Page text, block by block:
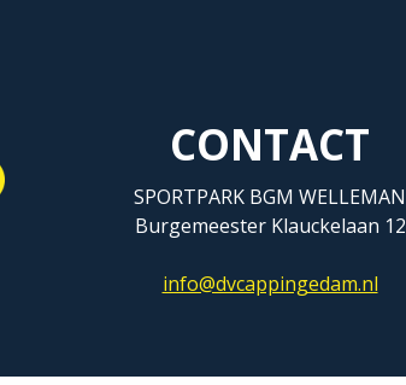
CONTACT
SPORTPARK BGM WELLEMAN
Burgemeester Klauckelaan 12
info@dvcappingedam.nl